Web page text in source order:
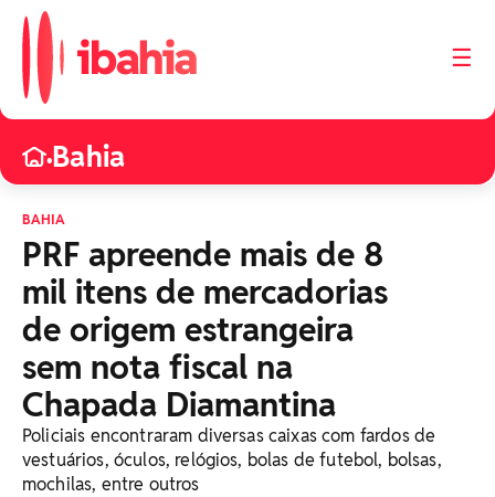
☰
•Bahia
BAHIA
PRF apreende mais de 8
mil itens de mercadorias
de origem estrangeira
sem nota fiscal na
Chapada Diamantina
Policiais encontraram diversas caixas com fardos de
vestuários, óculos, relógios, bolas de futebol, bolsas,
mochilas, entre outros